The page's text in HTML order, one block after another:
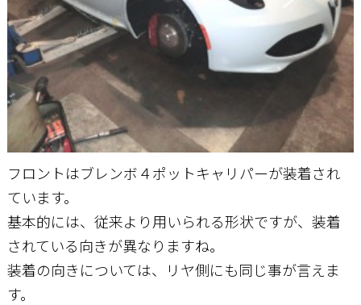
フロントはブレンボ４ポットキャリパーが装着され
ています。
基本的には、従来より用いられる形状ですが、装着
されている向きが異なりますね。
装着の向きについては、リヤ側にも同じ事が言えま
す。